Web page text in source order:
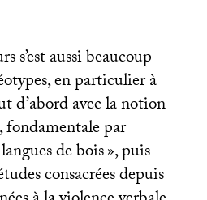
s’est aussi beaucoup
en particulier à
d’abord avec la notion
fondamentale par
langues de bois», puis
consacrées depuis